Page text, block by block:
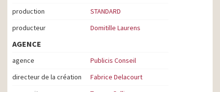
production
STANDARD
producteur
Domitille Laurens
AGENCE
agence
Publicis Conseil
directeur de la création
Fabrice Delacourt